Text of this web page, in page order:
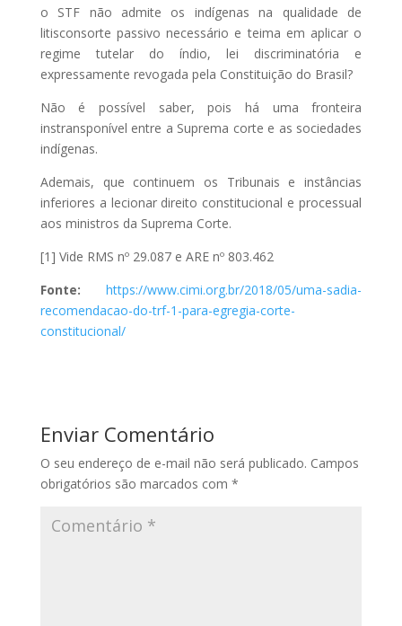
o STF não admite os indígenas na qualidade de
litisconsorte passivo necessário e teima em aplicar o
regime tutelar do índio, lei discriminatória e
expressamente revogada pela Constituição do Brasil?
Não é possível saber, pois há uma fronteira
instransponível entre a Suprema corte e as sociedades
indígenas.
Ademais, que continuem os Tribunais e instâncias
inferiores a lecionar direito constitucional e processual
aos ministros da Suprema Corte.
[1] Vide RMS nº 29.087 e ARE nº 803.462
Fonte:
https://www.cimi.org.br/2018/05/uma-sadia-
recomendacao-do-trf-1-para-egregia-corte-
constitucional/
Enviar Comentário
O seu endereço de e-mail não será publicado. Campos
obrigatórios são marcados com *